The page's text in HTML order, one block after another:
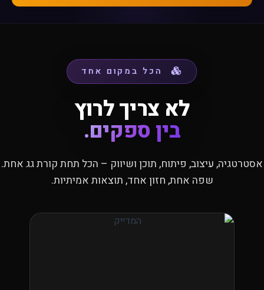
הכל במקום אחד
לא צריך לרוץ
בין ספקים.
אסטרטגיה, עיצוב, פיתוח, תוכן ושיווק – הכל תחת קורת גג אחת.
שפה אחת, חזון אחד, תוצאות אמיתיות.